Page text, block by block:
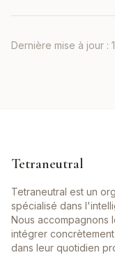
Dernière mise à jour :
Tetraneutral
Tetraneutral est un
spécialisé dans
Nous accompagnons
intégrer
dans leur quotidien